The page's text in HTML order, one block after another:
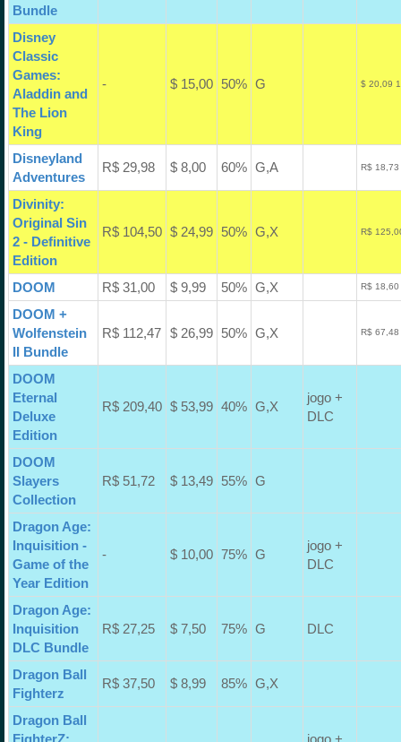
Bundle
Disney
Classic
Games:
Aladdin and
The Lion
King
- $ 15,00 50% G $ 20,09
Disneyland
Adventures
R$ 29,98 $ 8,00 60% G,A R$
Divinity:
Original Sin
2 - Definitive
Edition
R$ 104,50 $ 24,99 50% G,X R$
DOOM R$ 31,00 $ 9,99 50% G,X R$
DOOM +
Wolfenstein
II Bundle
R$ 112,47 $ 26,99 50% G,X R$
DOOM
Eternal
Deluxe
Edition
R$ 209,40 $ 53,99 40% G,X
jogo +
DLC
DOOM
Slayers
Collection
R$ 51,72 $ 13,49 55% G
Dragon Age:
Inquisition -
Game of the
Year Edition
- $ 10,00 75% G
jogo +
DLC
Dragon Age:
Inquisition
DLC Bundle
R$ 27,25 $ 7,50 75% G DLC
Dragon Ball
Fighterz
R$ 37,50 $ 8,99 85% G,X
Dragon Ball
FighterZ:
jogo +